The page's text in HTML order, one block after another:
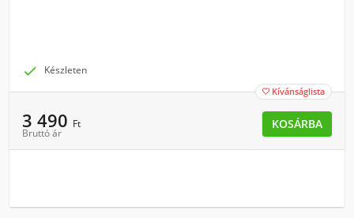
 Készleten
 Kívánságlista
3 490 Ft
Bruttó ár
KOSÁRBA